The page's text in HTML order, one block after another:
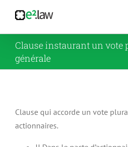
contenu
Clause instaurant un vote
générale
Clause qui accorde un vote
actionnaires.